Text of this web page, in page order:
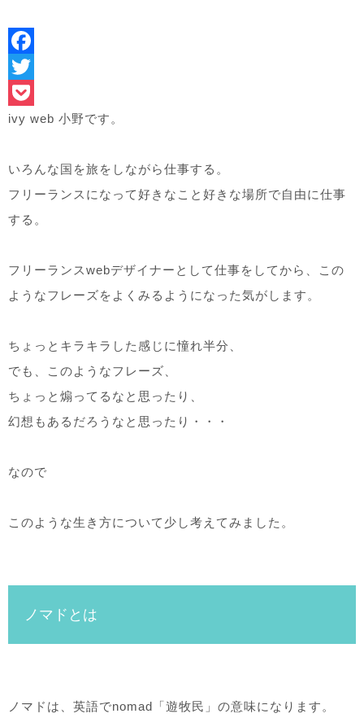
Facebook
Twitter
Pocket
ivy web 小野です。
いろんな国を旅をしながら仕事する。
フリーランスになって好きなこと好きな場所で自由に仕事
する。
フリーランスwebデザイナーとして仕事をしてから、この
ようなフレーズをよくみるようになった気がします。
ちょっとキラキラした感じに憧れ半分、
でも、このようなフレーズ、
ちょっと煽ってるなと思ったり、
幻想もあるだろうなと思ったり・・・
なので
このような生き方について少し考えてみました。
ノマドとは
ノマドは、英語でnomad「遊牧民」の意味になります。